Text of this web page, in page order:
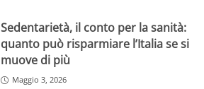
Sedentarietà, il conto per la sanità:
quanto può risparmiare l’Italia se si
muove di più
Maggio 3, 2026